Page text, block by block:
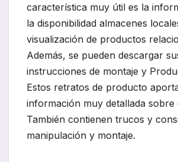
característica muy útil es la
la disponibilidad almacenes
visualización de productos
Además, se pueden descargar
instrucciones de montaje y
Estos retratos de producto
información muy detallada sobre
También contienen trucos y
manipulación y montaje.